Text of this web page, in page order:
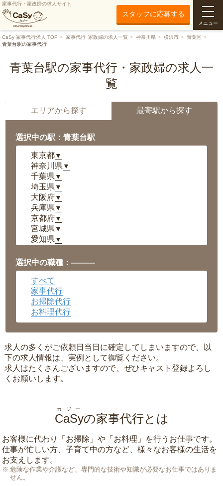
家事代行・家政婦の求人サイト
スタッフに応募する
メニュー
CaSy 家事代行求人 TOP 家事代行･家政婦の求人一覧 神奈川県 横浜市
青葉区
青葉台駅の家事代行
青葉台駅の家事代行・家政婦の求人一
覧
エリアから探す 最寄駅から探す
選択中の駅：青葉台駅
東京都▼
神奈川県 ▼
千葉県 ▼
埼玉県 ▼
大阪府▼
兵庫県 ▼
京都府▼
宮城県 ▼
愛知県 ▼
岡山県▼
広島県▼
沖縄県
選択中の職種：———
すべて
家事代行
お掃除代行
お料理代行
求人の多くがご依頼日当日に確定してしまいますので、以
下の求人情報は、実例として御覧ください。
求人はたくさんございますので、ぜひキャスト登録よろし
くお願いします。
CaSy
カジー
の家事代行とは
お客様に代わり「 お掃除 」や「 お料理 」を行うお仕事です。
仕事が忙しい方、子育て中の方など、様々なお客様の生活を
お支えします。
危険な作業や介護など、専門的な技術や知識が必要なお仕事ではありま
せん。